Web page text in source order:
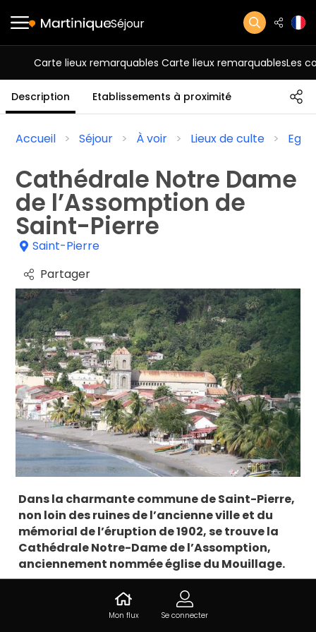
Séjour
Carte lieux remarquables Carte lieux remarquablesLes
Description Etablissements à proximité
Accueil Séjour À voir Lieux de culte
Cathédrale Notre Dame
de l’Assomption de
Saint-Pierre
Saint-Pierre
Partager
Dans la charmante commune de Saint-Pierre,
non loin des ruines de l’ancienne ville et du
mémorial de l’éruption de 1902, se trouve la
Cathédrale Notre-Dame de l’Assomption,
anciennement nommée église du Mouillage.
Informations sur Cathédrale
Mon flux Se connecter